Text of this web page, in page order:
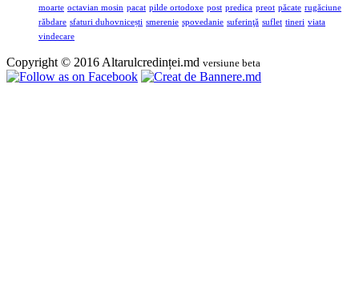
moarte octavian mosin pacat pilde ortodoxe post predica preot păcate rugăciune
răbdare sfaturi duhovnicești smerenie spovedanie suferinţă suflet tineri viata
vindecare
Copyright © 2016 Altarulcredinței.md versiune beta